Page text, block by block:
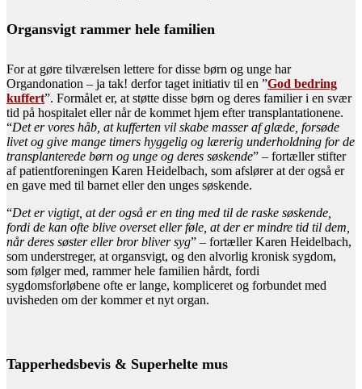
Organsvigt rammer hele familien
For at gøre tilværelsen lettere for disse børn og unge har
Organdonation – ja tak! derfor taget initiativ til en ”God bedring
kuffert”. Formålet er, at støtte disse børn og deres familier i en svær
tid på hospitalet eller når de kommet hjem efter transplantationene.
“Det er vores håb, at kufferten vil skabe masser af glæde, forsøde
livet og give mange timers hyggelig og lærerig underholdning for de
transplanterede børn og unge og deres søskende” – fortæller stifter
af patientforeningen Karen Heidelbach, som afslører at der også er
en gave med til barnet eller den unges søskende.
“Det er vigtigt, at der også er en ting med til de raske søskende,
fordi de kan ofte blive overset eller føle, at der er mindre tid til dem,
når deres søster eller bror bliver syg” – fortæller Karen Heidelbach,
som understreger, at organsvigt, og den alvorlig kronisk sygdom,
som følger med, rammer hele familien hårdt, fordi
sygdomsforløbene ofte er lange, kompliceret og forbundet med
uvisheden om der kommer et nyt organ.
Tapperhedsbevis & Superhelte mus